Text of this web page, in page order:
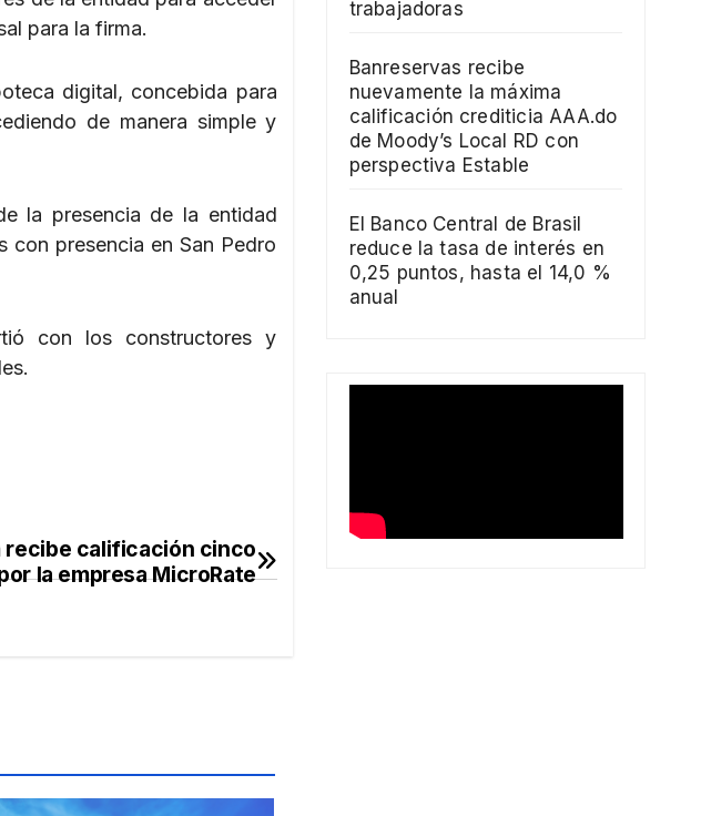
para la firma.
digital, concebida para
de manera simple y
la presencia de la entidad
con presencia en San Pedro
con los constructores y
recibe calificación cinco
la empresa MicroRate
trabajadoras
Banreservas recibe
nuevamente la máxima
calificación crediticia AAA.do
de Moody’s Local RD con
perspectiva Estable
El Banco Central de Brasil
reduce la tasa de interés en
0,25 puntos, hasta el 14,0 %
anual